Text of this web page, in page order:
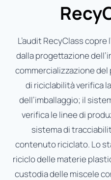
L’audit RecyClass
dalla progettazione
commercializzazione
di riciclabilità verifica
dell’imballaggio; il
verifica le linee di
sistema di
contenuto riciclato. Lo
riciclo delle materie
custodia delle miscele